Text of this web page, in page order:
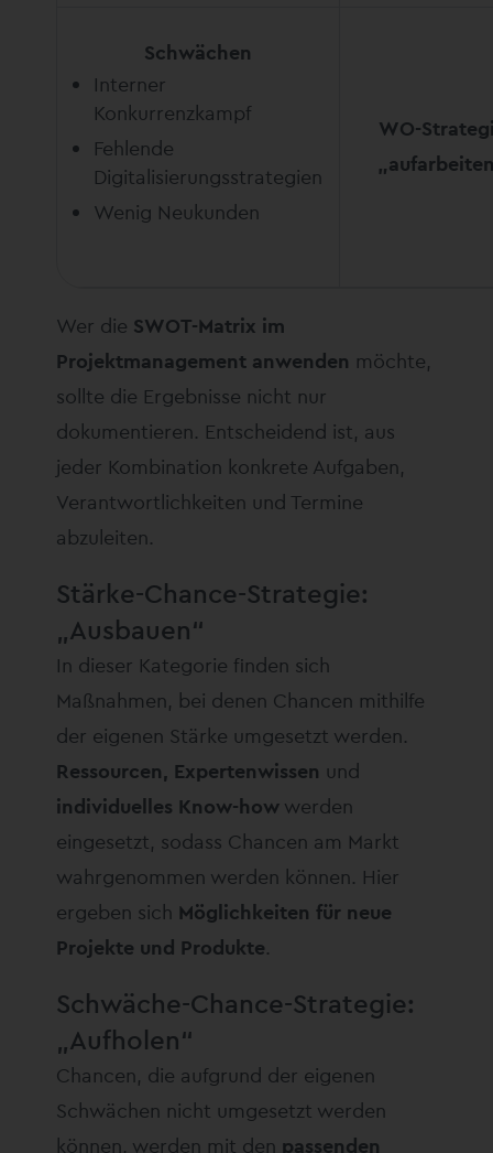
Schwächen
Interner
Konkurrenzkampf
Fehlende
Digitalisierungsstrategien
Wenig Neukunden
WO-
Wer die SWOT-Matrix im
Projektmanagement anwenden möchte,
sollte die Ergebnisse nicht nur
dokumentieren. Entscheidend ist, aus
jeder Kombination konkrete Aufgaben,
Verantwortlichkeiten und Termine
abzuleiten.
Stärke-Chance-Strategie:
„Ausbauen“
In dieser Kategorie finden sich
Maßnahmen, bei denen Chancen mithilfe
der eigenen Stärke umgesetzt werden.
Ressourcen, Expertenwissen und
individuelles Know-how werden
eingesetzt, sodass Chancen am Markt
wahrgenommen werden können. Hier
ergeben sich Möglichkeiten für neue
Projekte und Produkte.
Schwäche-Chance-Strategie:
„Aufholen“
Chancen, die aufgrund der eigenen
Schwächen nicht umgesetzt werden
können, werden mit den passenden